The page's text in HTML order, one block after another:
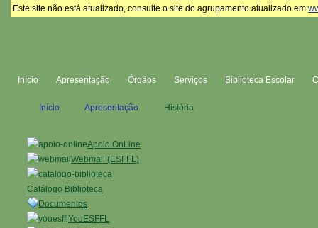
Este site não está atualizado, consulte o site do agrupamento atualizado em
Início Apresentação Órgãos Serviços Biblioteca Escolar
Apoio OnLine
Webmail (ESFFL)
Catálogo Biblioteca
Documentos
YouESFFL
Início Apresentação História